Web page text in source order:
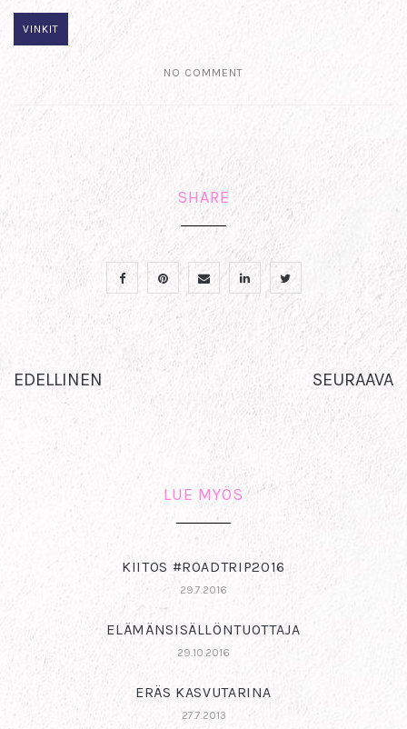
VINKIT
NO COMMENT
SHARE
EDELLINEN SEURAAVA
LUE MYÖS
KIITOS #ROADTRIP2016
29.7.2016
ELÄMÄNSISÄLLÖNTUOTTAJA
29.10.2016
ERÄS KASVUTARINA
27.7.2013